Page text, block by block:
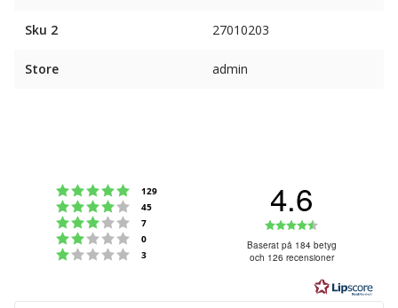
Sku 2 27010203
Store admin
Betyg: 5 utav 5 stjärnor
129
Betyg: 4 utav 5 stjärnor
45
Betyg: 3 utav 5 stjärnor
7
Betyg: 2 utav 5 stjärnor
0
Betyg: 1 utav 5 stjärnor
3
4.6
4.6
utav
5
Baserat på 184 betyg
och 126 recensioner